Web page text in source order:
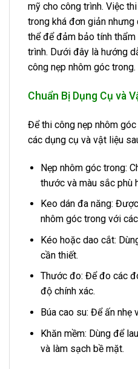
mỹ cho công trình. Việc
trong khá đơn giản
thể để đảm bảo tính
trình. Dưới đây là hướng
công nẹp nhôm góc trong.
Chuẩn Bị Dụng Cụ và
Để thi công nẹp nhôm
các dụng cụ và vật liệu
Nẹp nhôm góc trong:
thước và màu sắc phù
Keo dán đa năng:
nhôm góc trong với
Kéo hoặc dao cắt:
cần thiết.
Thước đo: Để đo các
độ chính xác.
Búa cao su: Để ấn nhẹ
Khăn mềm: Dùng để
và làm sạch bề mặt.